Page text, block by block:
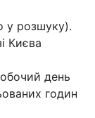
у розшуку).
Києва
день
годин